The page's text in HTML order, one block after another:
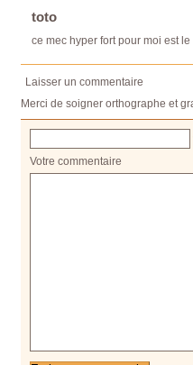
toto
ce mec hyper fort pour moi est
Laisser un commentaire
Merci de soigner orthographe et
Votre commentaire